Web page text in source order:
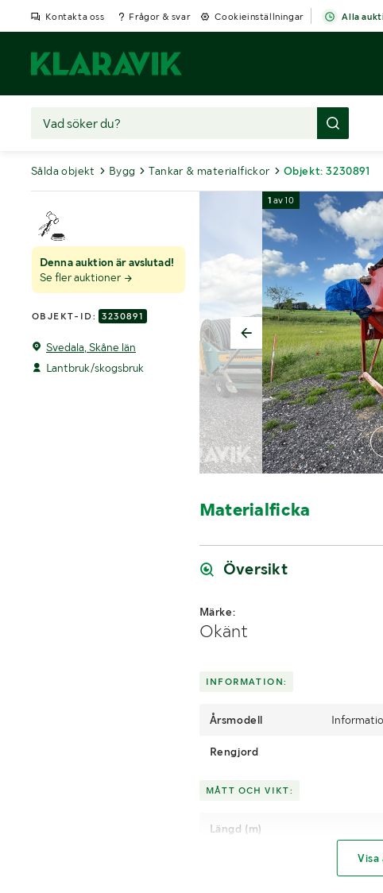
Kontakta oss Frågor & svar Cookieinställningar Alla
Sålda objekt Bygg Tankar & materialfickor Objekt: 3230891
Denna auktion är avslutad!
Se fler auktioner
OBJEKT-ID: 3230891
Svedala, Skåne län
Lantbruk/skogsbruk
1 av10
Materialficka
Översikt
Märke:
Okänt
INFORMATION:
Årsmodell
Rengjord
MÅTT OCH VIKT:
Längd (m)